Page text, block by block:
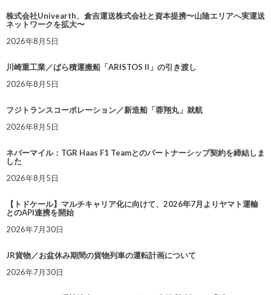
株式会社Univearth、倉吉運送株式会社と資本提携〜山陰エリアへ実運送
ネットワークを拡大〜
2026年8月5日
川崎重工業／ばら積運搬船「ARISTOS II」の引き渡し
2026年8月5日
フジトランスコーポレーション／新造船「蓉翔丸」就航
2026年8月5日
ネバーマイル：TGR Haas F1 Teamとのパートナーシップ契約を締結しま
した
2026年8月5日
【トドケール】マルチキャリア化に向けて、2026年7月よりヤマト運輸
とのAPI連携を開始
2026年7月30日
JR貨物／お盆休み期間の貨物列車の運転計画について
2026年7月30日